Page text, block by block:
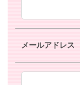
メールアドレス